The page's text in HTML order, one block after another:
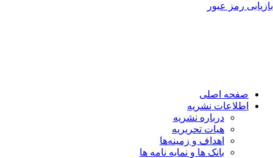
رمز عبور
صفحه اصلی
اطلاعات نشریه
درباره نشریه
هیات تحریریه
اهداف و زمینه‌ها
بانک ها و نمایه نامه ها